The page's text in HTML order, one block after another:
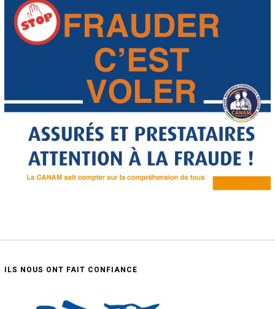
ILS NOUS ONT FAIT CONFIANCE